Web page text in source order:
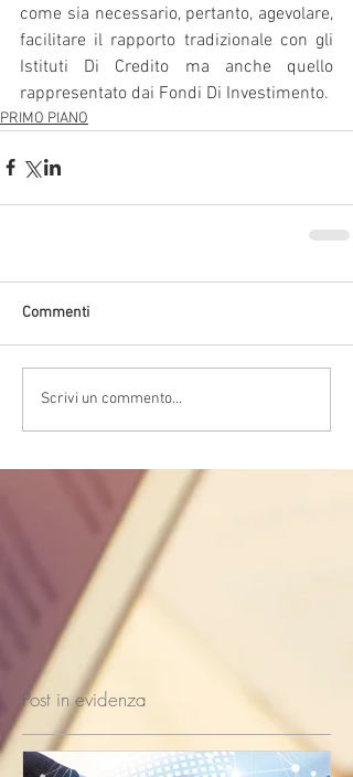
come sia necessario, pertanto, agevolare,
facilitare il rapporto tradizionale con gli
Istituti Di Credito ma anche quello
rappresentato dai Fondi Di Investimento.
PRIMO PIANO
Commenti
Scrivi un commento...
Post in evidenza